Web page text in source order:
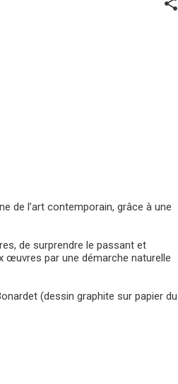
share
de l’art contemporain, grâce à une
de surprendre le passant et
œuvres par une démarche naturelle
(dessin graphite sur papier du